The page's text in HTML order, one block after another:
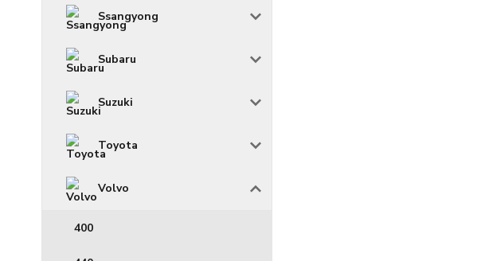
Ssangyong
Subaru
Suzuki
Toyota
Volvo
400